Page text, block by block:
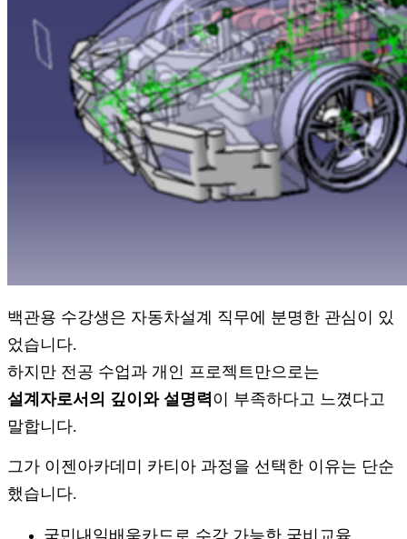
백관용 수강생은 자동차설계 직무에 분명한 관심이 있
었습니다.
하지만 전공 수업과 개인 프로젝트만으로는
설계자로서의 깊이와 설명력이 부족하다고 느꼈다고
말합니다.
그가 이젠아카데미 카티아 과정을 선택한 이유는 단순
했습니다.